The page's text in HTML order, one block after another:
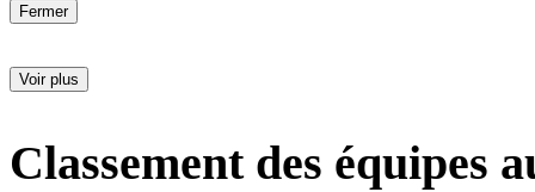
Fermer
Voir plus
Classement des équipes